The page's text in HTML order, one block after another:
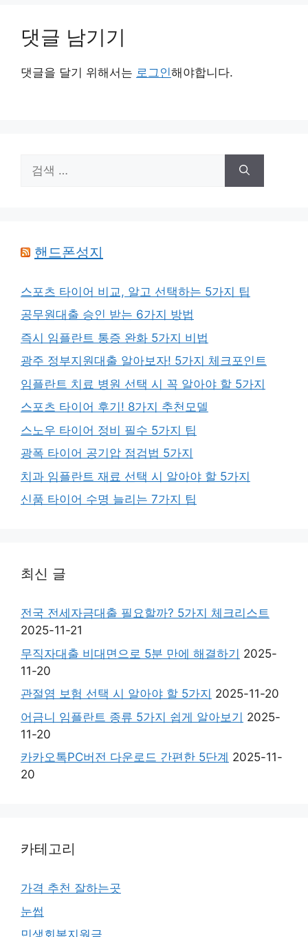
댓글 남기기
댓글을 달기 위해서는 로그인해야합니다.
색:
핸드폰성지
스포츠 타이어 비교, 알고 선택하는 5가지 팁
공무원대출 승인 받는 6가지 방법
즉시 임플란트 통증 완화 5가지 비법
광주 정부지원대출 알아보자! 5가지 체크포인트
임플란트 치료 병원 선택 시 꼭 알아야 할 5가지
스포츠 타이어 후기! 8가지 추천모델
스노우 타이어 정비 필수 5가지 팁
광폭 타이어 공기압 점검법 5가지
치과 임플란트 재료 선택 시 알아야 할 5가지
신품 타이어 수명 늘리는 7가지 팁
최신 글
전국 전세자금대출 필요할까? 5가지 체크리스트
2025-11-21
무직자대출 비대면으로 5분 만에 해결하기 2025-
11-20
관절염 보험 선택 시 알아야 할 5가지 2025-11-20
어금니 임플란트 종류 5가지 쉽게 알아보기 2025-
11-20
카카오톡PC버전 다운로드 간편한 5단계 2025-11-
20
카테고리
가격 추천 잘하는곳
눈썹
민생회복지원금